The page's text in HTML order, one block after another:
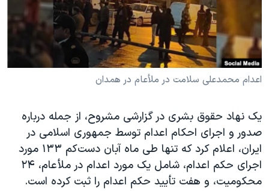
فرهنگ و زندگی
حقوق شهروندی
اقتصادی
علم و فناوری
گالری عکس
آرشیو پخش زنده
انتخابات ریاست جمهوری آمریکا ۲۰۲۴
حمله جمهوری اسلامی به اسرائیل
رمز مهسا
اعتراضات زن، زندگی، آزادی
مجموعه مستندهای دادخواهی
تریبونال مردمی آبان ۹۸
دادگاه حمید نوری
اعدام محمدعلی سلامت در ملأعام در همدان
یک نهاد حقوق بشری در گزارشی مشروح، از جمله درباره
صدور و اجرای احکام اعدام توسط جمهوری اسلامی در
ایران، اعلام کرد که تنها طی ماه آبان دست‌کم ۱۳۳ مورد
اجرای حکم اعدام، شامل یک مورد اعدام در ملأعام، ۲۴
محکومیت، و هفت تأیید حکم اعدام را ثبت کرده است.